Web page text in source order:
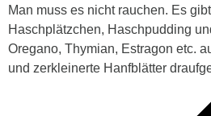
Man muss es nicht rauchen. Es
Haschplätzchen, Haschpudding
Oregano, Thymian, Estragon etc.
und zerkleinerte Hanfblätter